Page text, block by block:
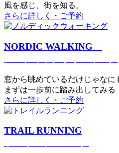
風を感じ、街を知る。
さらに詳しく・ご予約
NORDIC WALKING
窓から眺めているだけじゃなに
まずは一歩前に踏み出してみる
さらに詳しく・ご予約
TRAIL RUNNING